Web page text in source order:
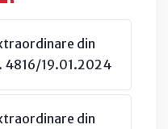
din
4816/19.01.2024
din